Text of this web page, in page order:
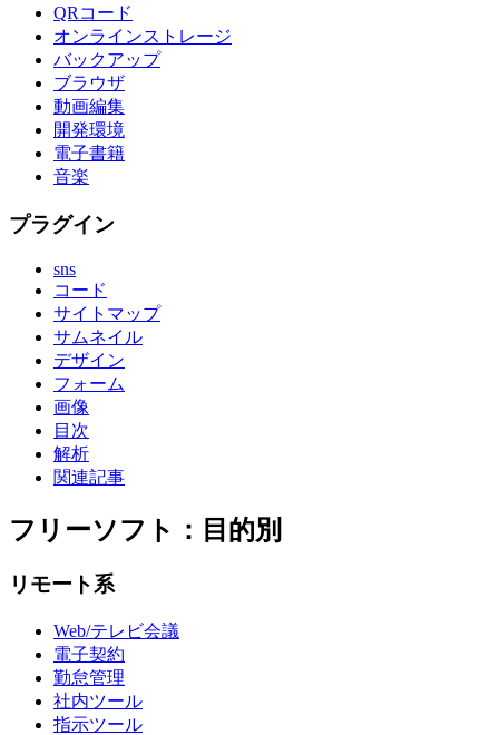
QRコード
オンラインストレージ
バックアップ
ブラウザ
動画編集
開発環境
電子書籍
音楽
プラグイン
sns
コード
サイトマップ
サムネイル
デザイン
フォーム
画像
目次
解析
関連記事
フリーソフト：目的別
リモート系
Web/テレビ会議
電子契約
勤怠管理
社内ツール
指示ツール